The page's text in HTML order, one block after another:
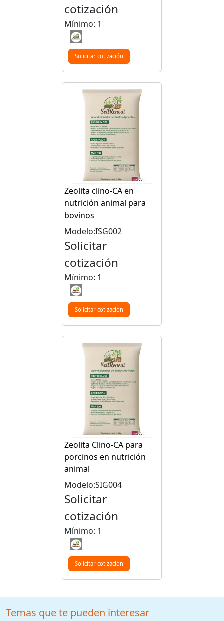
cotización
Mínimo: 1
Solicitar cotización
Zeolita clino-CA en
nutrición animal para
bovinos
Modelo:ISG002
Solicitar
cotización
Mínimo: 1
Solicitar cotización
Zeolita Clino-CA para
porcinos en nutrición
animal
Modelo:SIG004
Solicitar
cotización
Mínimo: 1
Solicitar cotización
Temas que te pueden interesar